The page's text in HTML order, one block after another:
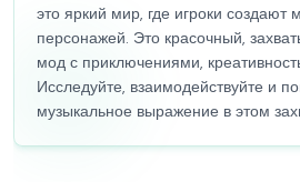
это яркий мир, где игроки создают
персонажей. Это красочный,
мод с приключениями,
Исследуйте, взаимодействуйте и
музыкальное выражение в этом